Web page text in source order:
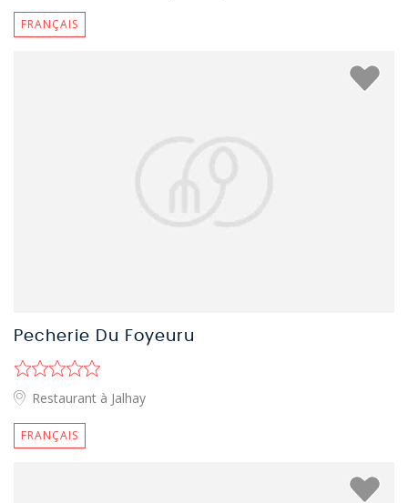
FRANÇAIS
Pecherie Du Foyeuru
Restaurant à Jalhay
FRANÇAIS